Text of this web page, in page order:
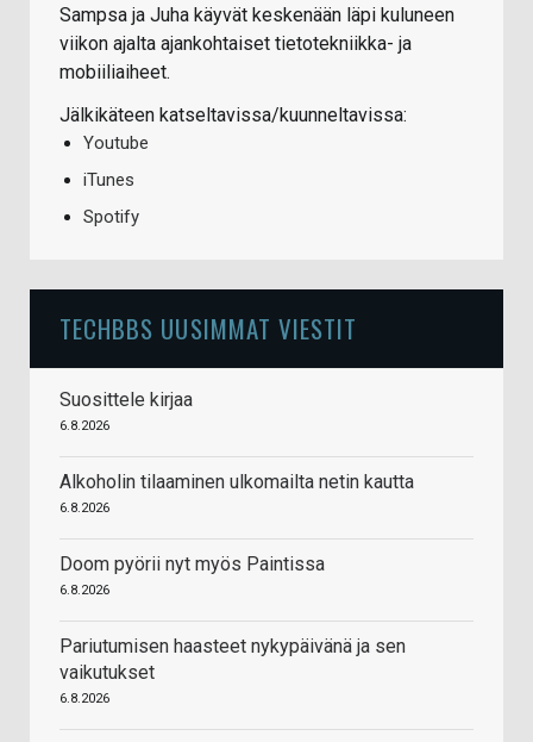
Sampsa ja Juha käyvät keskenään läpi kuluneen
viikon ajalta ajankohtaiset tietotekniikka- ja
mobiiliaiheet.
Jälkikäteen katseltavissa/kuunneltavissa:
Youtube
iTunes
Spotify
TECHBBS UUSIMMAT VIESTIT
Suosittele kirjaa
6.8.2026
Alkoholin tilaaminen ulkomailta netin kautta
6.8.2026
Doom pyörii nyt myös Paintissa
6.8.2026
Pariutumisen haasteet nykypäivänä ja sen
vaikutukset
6.8.2026